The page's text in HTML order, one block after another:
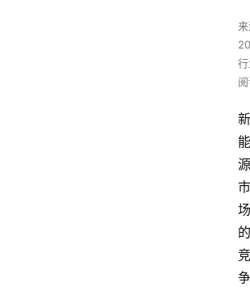
新
能
源
市
场
的
竞
争